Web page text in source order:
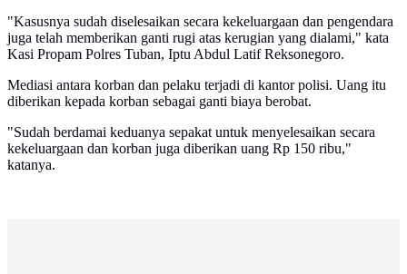
"Kasusnya sudah diselesaikan secara kekeluargaan dan pengendara
juga telah memberikan ganti rugi atas kerugian yang dialami," kata
Kasi Propam Polres Tuban, Iptu Abdul Latif Reksonegoro.
Mediasi antara korban dan pelaku terjadi di kantor polisi. Uang itu
diberikan kepada korban sebagai ganti biaya berobat.
"Sudah berdamai keduanya sepakat untuk menyelesaikan secara
kekeluargaan dan korban juga diberikan uang Rp 150 ribu,"
katanya.